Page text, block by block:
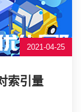
2021-04-25
索引量